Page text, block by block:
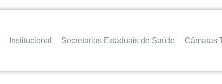
Institucional Secretarias Estaduais de Saúde Câmaras